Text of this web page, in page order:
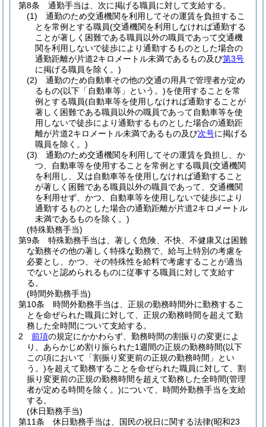
第8条
通勤手当は、次に掲げる職員に対して支給する。
(1)
通勤のため交通機関を利用してその運賃を負担するこ
とを常例とする職員(交通機関を利用しなければ通勤する
ことが著しく困難である職員以外の職員であって交通機
関を利用しないで徒歩により通勤するものとした場合の
通勤距離が片道2キロメートル未満であるもの及び第3号
に掲げる職員を除く。)
(2)
通勤のため自動車その他の交通の用具で管理者が定め
るもの(以下「自動車等」という。)を使用することを常
例とする職員(自動車等を使用しなければ通勤することが
著しく困難である職員以外の職員であって自動車等を使
用しないで徒歩により通勤するものとした場合の通勤距
離が片道2キロメートル未満であるもの及び次号に掲げる
職員を除く。)
(3)
通勤のため交通機関を利用してその運賃を負担し、か
つ、自動車等を使用することを常例とする職員(交通機関
を利用し、又は自動車等を使用しなければ通勤すること
が著しく困難である職員以外の職員であって、交通機関
を利用せず、かつ、自動車等を使用しないで徒歩により
通勤するものとした場合の通勤距離が片道2キロメートル
未満であるものを除く。)
(特殊勤務手当)
第9条
特殊勤務手当は、著しく危険、不快、不健康又は困難
な勤務その他の著しく特殊な勤務で、給与上特別の考慮を
必要とし、かつ、その特殊性を給料で考慮することが適当
でないと認められるものに従事する職員に対して支給す
る。
(時間外勤務手当)
第10条
時間外勤務手当は、正規の勤務時間外に勤務するこ
とを命ぜられた職員に対して、正規の勤務時間を超えて勤
務した全時間について支給する。
2
前項の規定にかかわらず、勤務時間の割振りの変更によ
り、あらかじめ割り振られた1週間の正規の勤務時間(以下
この項において「割振り変更前の正規の勤務時間」とい
う。)を超えて勤務することを命ぜられた職員に対して、割
振り変更前の正規の勤務時間を超えて勤務した全時間(管理
者が定める時間を除く。)について、時間外勤務手当を支給
する。
(休日勤務手当)
第11条
休日勤務手当は、国民の祝日に関する法律(昭和23